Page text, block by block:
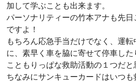
加して学ぶことも出来ます。
パーソナリティーの竹本アナも先日
ですよ！
もちろん応急手当だけでなく、運
に、素早く車を脇に寄せて停車し
こともりっぱな救助活動の１つだと
ちなみにサンキューカードはいつ